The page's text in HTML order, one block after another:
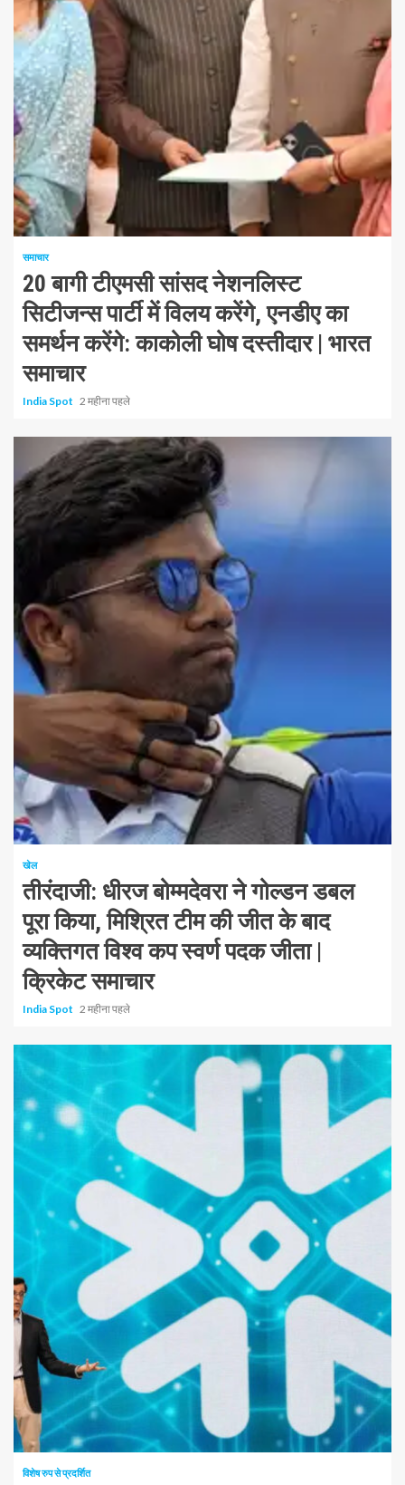
1 न्यूनतम पढ़ा
समाचार
20 बागी टीएमसी सांसद नेशनलिस्ट
सिटीजन्स पार्टी में विलय करेंगे, एनडीए का
समर्थन करेंगे: काकोली घोष दस्तीदार | भारत
समाचार
India Spot 2 महीना पहले
1 न्यूनतम पढ़ा
खेल
तीरंदाजी: धीरज बोम्मदेवरा ने गोल्डन डबल
पूरा किया, मिश्रित टीम की जीत के बाद
व्यक्तिगत विश्व कप स्वर्ण पदक जीता |
क्रिकेट समाचार
India Spot 2 महीना पहले
1 न्यूनतम पढ़ा
विशेष रुप से प्रदर्शित